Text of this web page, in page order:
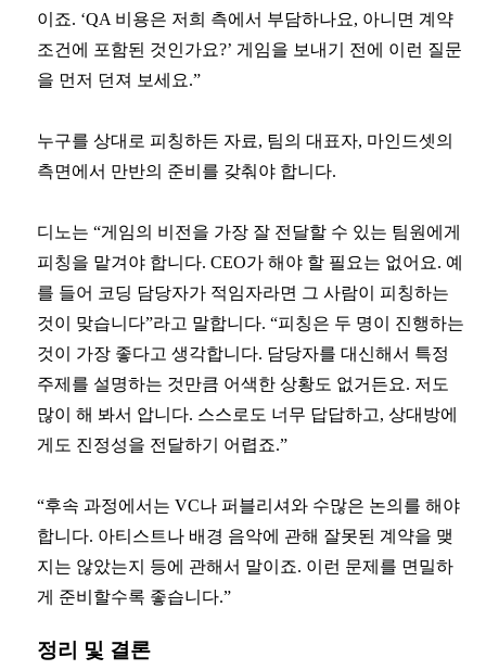
이죠. ‘QA 비용은 저희 측에서 부담하나요, 아니면 계약
조건에 포함된 것인가요?’ 게임을 보내기 전에 이런 질문
을 먼저 던져 보세요.”
누구를 상대로 피칭하든 자료, 팀의 대표자, 마인드셋의
측면에서 만반의 준비를 갖춰야 합니다.
디노는 “게임의 비전을 가장 잘 전달할 수 있는 팀원에게
피칭을 맡겨야 합니다. CEO가 해야 할 필요는 없어요. 예
를 들어 코딩 담당자가 적임자라면 그 사람이 피칭하는
것이 맞습니다”라고 말합니다. “피칭은 두 명이 진행하는
것이 가장 좋다고 생각합니다. 담당자를 대신해서 특정
주제를 설명하는 것만큼 어색한 상황도 없거든요. 저도
많이 해 봐서 압니다. 스스로도 너무 답답하고, 상대방에
게도 진정성을 전달하기 어렵죠.”
“후속 과정에서는 VC나 퍼블리셔와 수많은 논의를 해야
합니다. 아티스트나 배경 음악에 관해 잘못된 계약을 맺
지는 않았는지 등에 관해서 말이죠. 이런 문제를 면밀하
게 준비할수록 좋습니다.”
정리 및 결론